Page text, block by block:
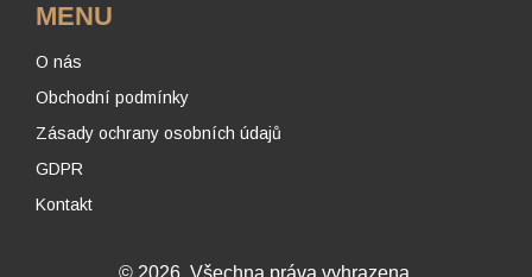
MENU
O nás
Obchodní podmínky
Zásady ochrany osobních údajů
GDPR
Kontakt